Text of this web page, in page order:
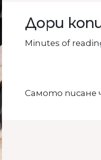
Дори
Minutes of
Самото писане